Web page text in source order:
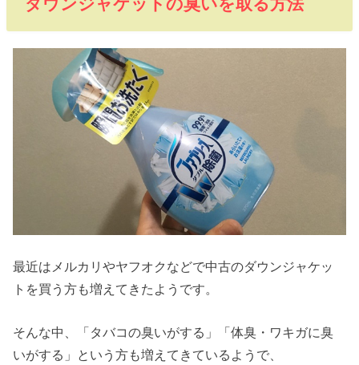
最近はメルカリやヤフオクなどで中古のダウンジャケッ
トを買う方も増えてきたようです。
そんな中、「タバコの臭いがする」「体臭・ワキガに臭
いがする」という方も増えてきているようで、